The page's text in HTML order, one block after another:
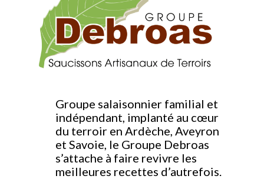
Groupe salaisonnier familial et
indépendant, implanté au cœur
du terroir en Ardèche, Aveyron
et Savoie, le Groupe Debroas
s’attache à faire revivre les
meilleures recettes d’autrefois.